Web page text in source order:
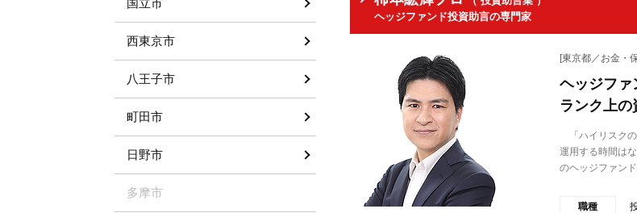
ヘッジファンド投資助言の専門家
[東京都／お金・
ヘッジファ
ランク上の
「ハイリスクの
運用する時間は
のヘッジファン
職種
国立市
西東京市
八王子市
町田市
日野市
多摩市